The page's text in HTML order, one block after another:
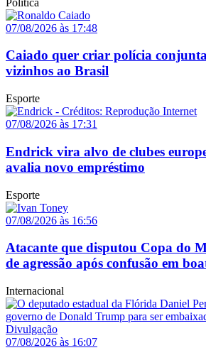
07/08/2026 às 17:48
Caiado quer criar polícia
vizinhos ao Brasil
Esporte
07/08/2026 às 17:31
Endrick vira alvo de clubes
avalia novo empréstimo
Esporte
07/08/2026 às 16:56
Atacante que disputou Copa do
de agressão após confusão em
Internacional
07/08/2026 às 16:07